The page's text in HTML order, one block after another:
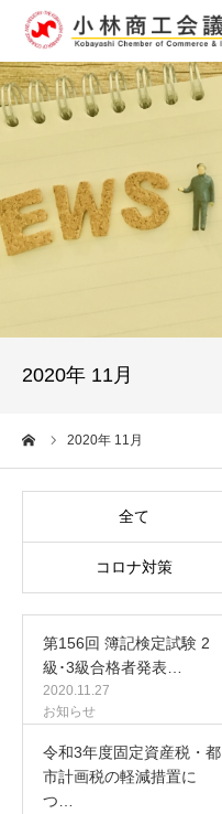
2020年 11月
2020年 11月
全て
コロナ対策
第156回 簿記検定試験 2
級･3級合格者発表…
2020.11.27
お知らせ
令和3年度固定資産税・都
市計画税の軽減措置に
つ…
ホーム
アクセス